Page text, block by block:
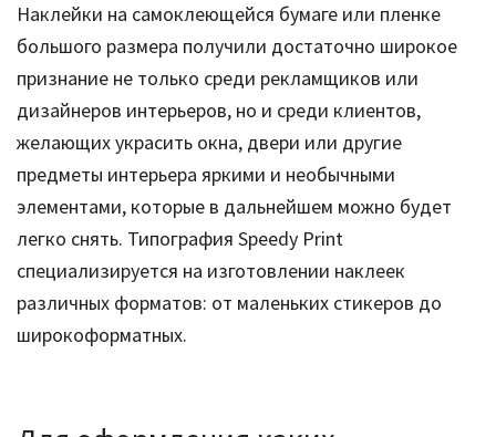
Наклейки на самоклеющейся бумаге или пленке
большого размера получили достаточно широкое
признание не только среди рекламщиков или
дизайнеров интерьеров, но и среди клиентов,
желающих украсить окна, двери или другие
предметы интерьера яркими и необычными
элементами, которые в дальнейшем можно будет
легко снять. Типография Speedy Print
специализируется на изготовлении наклеек
различных форматов: от маленьких стикеров до
широкоформатных.